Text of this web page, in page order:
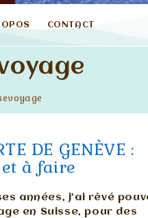
CONTACT
DE GENÈVE :
à faire
années, j’ai rêvé
en Suisse, pour des